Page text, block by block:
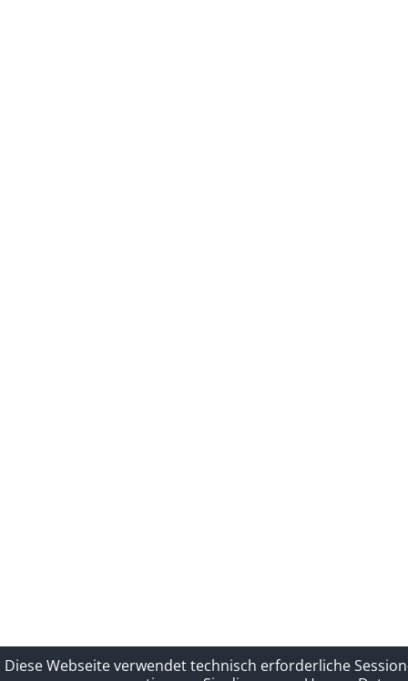
Diese Webseite verwendet technisch erforderliche